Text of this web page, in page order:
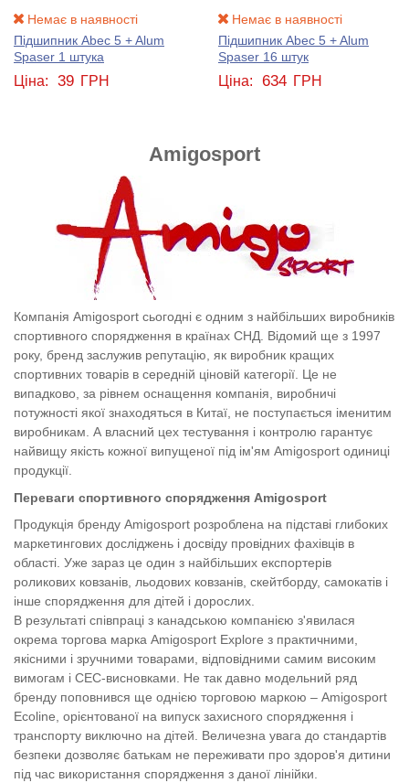
Немає в наявності
Підшипник Abec 5 + Alum
Spaser 1 штука
Ціна: 39 ГРН
Немає в наявності
Підшипник Abec 5 + Alum
Spaser 16 штук
Ціна: 634 ГРН
Amigosport
Компанія Amigosport сьогодні є одним з найбільших виробників
спортивного спорядження в країнах СНД. Відомий ще з 1997
року, бренд заслужив репутацію, як виробник кращих
спортивних товарів в середній ціновій категорії. Це не
випадково, за рівнем оснащення компанія, виробничі
потужності якої знаходяться в Китаї, не поступається іменитим
виробникам. А власний цех тестування і контролю гарантує
найвищу якість кожної випущеної під ім'ям Amigosport одиниці
продукції.
Переваги спортивного спорядження Amigosport
Продукція бренду Amigosport розроблена на підставі глибоких
маркетингових досліджень і досвіду провідних фахівців в
області. Уже зараз це один з найбільших експортерів
роликових ковзанів, льодових ковзанів, скейтборду, самокатів і
інше спорядження для дітей і дорослих.
В результаті співпраці з канадською компанією з'явилася
окрема торгова марка Amigosport Explore з практичними,
якісними і зручними товарами, відповідними самим високим
вимогам і СЕС-висновками. Не так давно модельний ряд
бренду поповнився ще однією торговою маркою – Amigosport
Ecoline, орієнтованої на випуск захисного спорядження і
транспорту виключно на дітей. Величезна увага до стандартів
безпеки дозволяє батькам не переживати про здоров'я дитини
під час використання спорядження з даної лінійки.